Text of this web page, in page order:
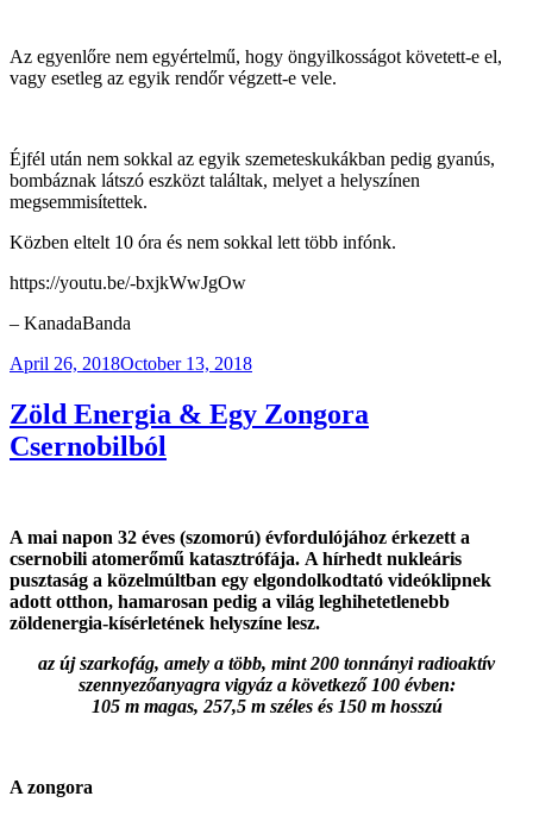
Az egyenlőre nem egyértelmű, hogy öngyilkosságot követett-e el,
vagy esetleg az egyik rendőr végzett-e vele.
Éjfél után nem sokkal az egyik szemeteskukákban pedig gyanús,
bombáznak látszó eszközt találtak, melyet a helyszínen
megsemmisítettek.
Közben eltelt 10 óra és nem sokkal lett több infónk.
https://youtu.be/-bxjkWwJgOw
– KanadaBanda
Posted
April 26, 2018October 13, 2018
Zöld Energia & Egy Zongora
Csernobilból
A mai napon 32 éves (szomorú) évfordulójához érkezett a
csernobili atomerőmű katasztrófája. A hírhedt nukleáris
pusztaság a közelmúltban egy elgondolkodtató videóklipnek
adott otthon, hamarosan pedig a világ leghihetetlenebb
zöldenergia-kísérletének helyszíne lesz.
az új szarkofág, amely a több, mint 200 tonnányi radioaktív
szennyezőanyagra vigyáz a következő 100 évben:
105 m magas, 257,5 m széles és 150 m hosszú
A zongora